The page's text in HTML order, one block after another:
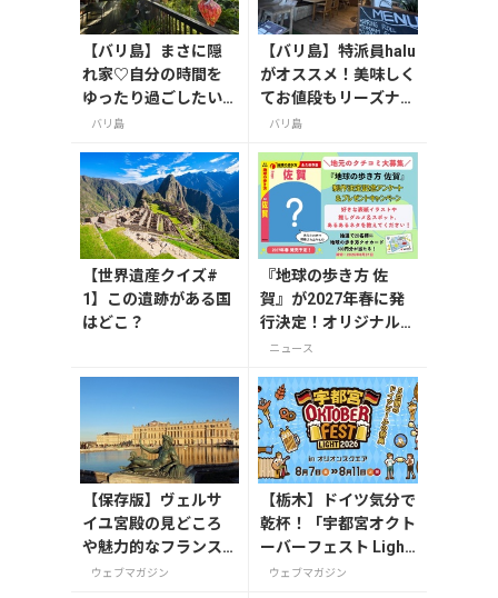
【バリ島】まさに隠
れ家♡自分の時間を
ゆったり過ごしたい
人にオススメのカフ
バリ島
【バリ島】特派員halu
がオススメ！美味しく
てお値段もリーズナブ
ルな多国籍料理ワル
バリ島
【世界遺産クイズ#
1】この遺跡がある国
はどこ？
『地球の歩き方 佐
賀』が2027年春に発
行決定！オリジナルグ
ッズが当たる発行記念
ニュース
【保存版】ヴェルサ
イユ宮殿の見どころ
や魅力的なフランス
の宮殿/庭園にせまる
ウェブマガジン
【栃木】ドイツ気分で
乾杯！「宇都宮オクト
ーバーフェスト Light
2026」が8月7日から
ウェブマガジン